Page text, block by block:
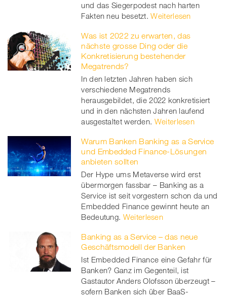
und das Siegerpodest nach harten
Fakten neu besetzt. Weiterlesen
Was ist 2022 zu erwarten, das
nächste grosse Ding oder die
Konkretisierung bestehender
Megatrends?
In den letzten Jahren haben sich
verschiedene Megatrends
herausgebildet, die 2022 konkretisiert
und in den nächsten Jahren laufend
ausgestaltet werden. Weiterlesen
Warum Banken Banking as a Service
und Embedded Finance-Lösungen
anbieten sollten
Der Hype ums Metaverse wird erst
übermorgen fassbar – Banking as a
Service ist seit vorgestern schon da und
Embedded Finance gewinnt heute an
Bedeutung. Weiterlesen
Banking as a Service – das neue
Geschäftsmodell der Banken
Ist Embedded Finance eine Gefahr für
Banken? Ganz im Gegenteil, ist
Gastautor Anders Olofsson überzeugt –
sofern Banken sich über BaaS-